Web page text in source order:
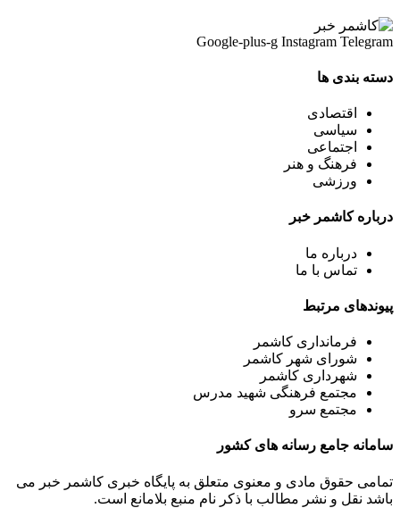
Google-plus-g Instagram Telegram
دسته بندی ها
اقتصادی
سیاسی
اجتماعی
فرهنگ و هنر
ورزشی
درباره کاشمر خبر
درباره ما
تماس با ما
پیوندهای مرتبط
فرمانداری کاشمر
شورای شهر کاشمر
شهرداری کاشمر
مجتمع فرهنگی شهید مدرس
مجتمع سرو
سامانه جامع رسانه های کشور
تمامی حقوق مادی و معنوی متعلق به پایگاه خبری کاشمر خبر می
باشد نقل و نشر مطالب با ذکر نام منبع بلامانع است.